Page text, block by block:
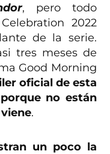
, pero todo
2022
de la serie.
tres meses de
Good Morning
oficial de esta
no están
.
un poco la